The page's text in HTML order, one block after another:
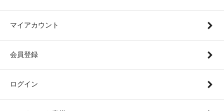
マイアカウント
会員登録
ログイン